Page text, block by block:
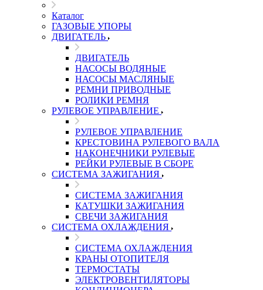
Каталог
ГАЗОВЫЕ УПОРЫ
ДВИГАТЕЛЬ
ДВИГАТЕЛЬ
НАСОСЫ ВОДЯНЫЕ
НАСОСЫ МАСЛЯНЫЕ
РЕМНИ ПРИВОДНЫЕ
РОЛИКИ РЕМНЯ
РУЛЕВОЕ УПРАВЛЕНИЕ
РУЛЕВОЕ УПРАВЛЕНИЕ
КРЕСТОВИНА РУЛЕВОГО ВАЛА
НАКОНЕЧНИКИ РУЛЕВЫЕ
РЕЙКИ РУЛЕВЫЕ В СБОРЕ
СИСТЕМА ЗАЖИГАНИЯ
СИСТЕМА ЗАЖИГАНИЯ
КАТУШКИ ЗАЖИГАНИЯ
СВЕЧИ ЗАЖИГАНИЯ
СИСТЕМА ОХЛАЖДЕНИЯ
СИСТЕМА ОХЛАЖДЕНИЯ
КРАНЫ ОТОПИТЕЛЯ
ТЕРМОСТАТЫ
ЭЛЕКТРОВЕНТИЛЯТОРЫ